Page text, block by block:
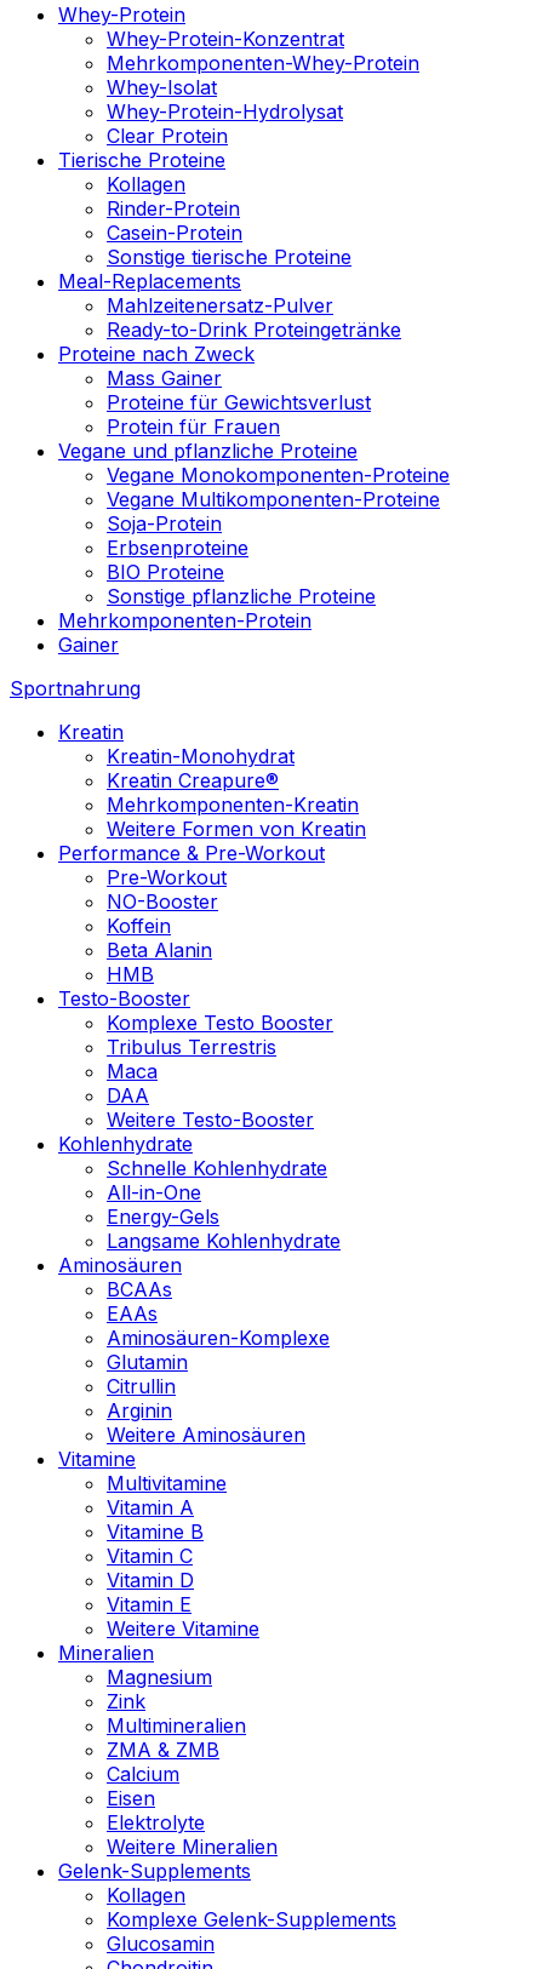
Whey-Protein
Whey-Protein-Konzentrat
Mehrkomponenten-Whey-Protein
Whey-Isolat
Whey-Protein-Hydrolysat
Clear Protein
Tierische Proteine
Kollagen
Rinder-Protein
Casein-Protein
Sonstige tierische Proteine
Meal-Replacements
Mahlzeitenersatz-Pulver
Ready-to-Drink Proteingetränke
Proteine nach Zweck
Mass Gainer
Proteine für Gewichtsverlust
Protein für Frauen
Vegane und pflanzliche Proteine
Vegane Monokomponenten-Proteine
Vegane Multikomponenten-Proteine
Soja-Protein
Erbsenproteine
BIO Proteine
Sonstige pflanzliche Proteine
Mehrkomponenten-Protein
Gainer
Sportnahrung
Kreatin
Kreatin-Monohydrat
Kreatin Creapure®
Mehrkomponenten-Kreatin
Weitere Formen von Kreatin
Performance & Pre-Workout
Pre-Workout
NO-Booster
Koffein
Beta Alanin
HMB
Testo-Booster
Komplexe Testo Booster
Tribulus Terrestris
Maca
DAA
Weitere Testo-Booster
Kohlenhydrate
Schnelle Kohlenhydrate
All-in-One
Energy-Gels
Langsame Kohlenhydrate
Aminosäuren
BCAAs
EAAs
Aminosäuren-Komplexe
Glutamin
Citrullin
Arginin
Weitere Aminosäuren
Vitamine
Multivitamine
Vitamin A
Vitamine B
Vitamin C
Vitamin D
Vitamin E
Weitere Vitamine
Mineralien
Magnesium
Zink
Multimineralien
ZMA & ZMB
Calcium
Eisen
Elektrolyte
Weitere Mineralien
Gelenk-Supplements
Kollagen
Komplexe Gelenk-Supplements
Glucosamin